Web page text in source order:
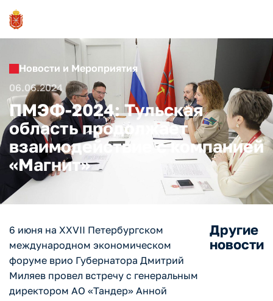
Новости и Мероприятия
06.06.2024
ПМЭФ-2024: Тульская
область продолжает
взаимодействие с компанией
«Магнит»
6 июня на XXVII Петербургском
международном экономическом
форуме врио Губернатора Дмитрий
Миляев провел встречу с генеральным
директором АО «Тандер» Анной
Другие
новости